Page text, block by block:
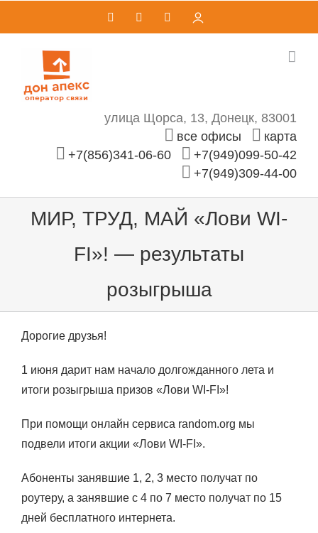
TelegramEmailЛичный
улица Щорса, 13, Донецк, 83001
все офисы
карта
+7(856)341-06-60
+7(949)099-50-42
+7(949)309-44-00
МИР, ТРУД, МАЙ «Лови WI-
FI»! — результаты
розыгрыша
Дорогие друзья!
1 июня дарит нам начало долгожданного лета и
итоги розыгрыша призов «Лови WI-FI»!
При помощи онлайн сервиса random.org мы
подвели итоги акции «Лови WI-FI».
Абоненты занявшие 1, 2, 3 место получат по
роутеру, а занявшие с 4 по 7 место получат по 15
дней бесплатного интернета.